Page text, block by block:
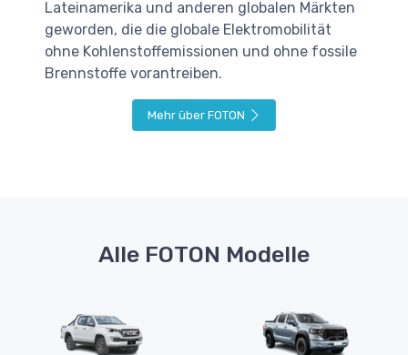
Lateinamerika und anderen globalen Märkten
geworden, die die globale Elektromobilität
ohne Kohlenstoffemissionen und ohne fossile
Brennstoffe vorantreiben.
Mehr über FOTON
Alle FOTON Modelle